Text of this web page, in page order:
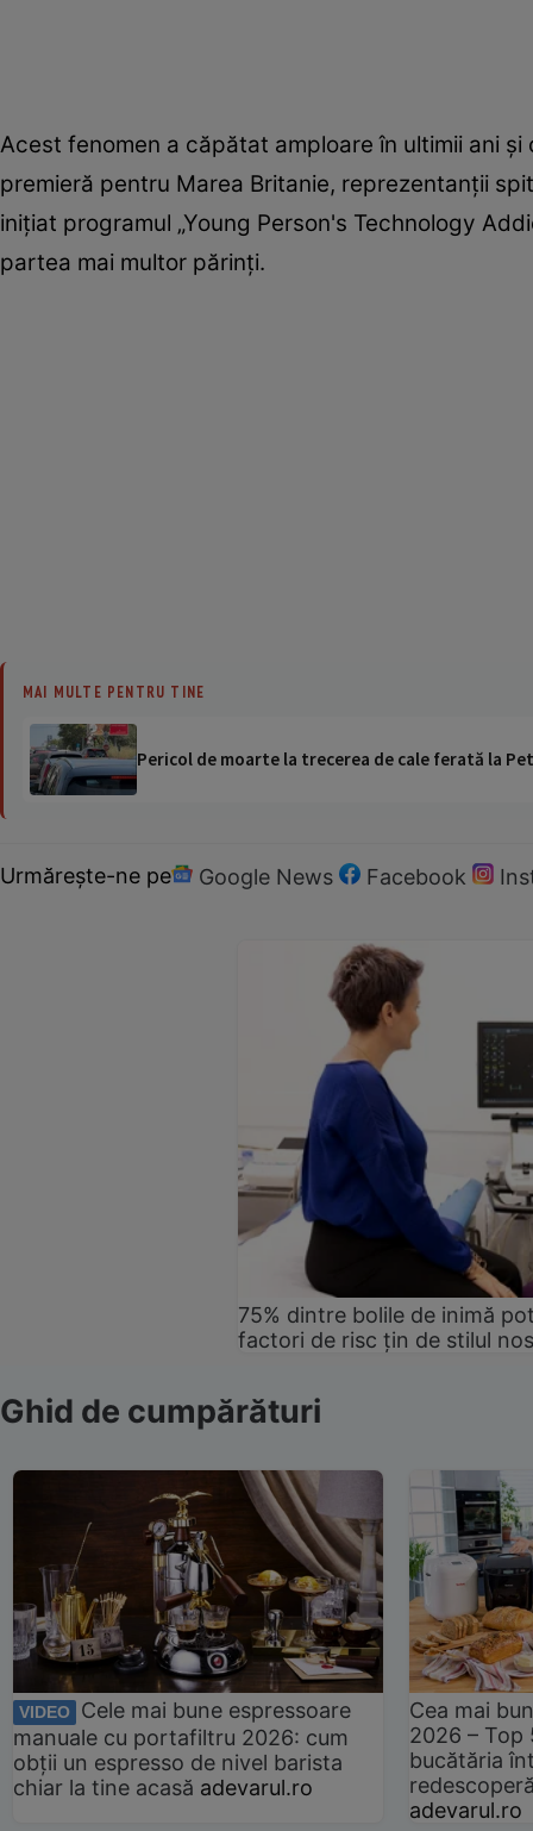
Acest fenomen a căpătat amploare în ultimii ani
premieră pentru Marea Britanie, reprezentanţii
iniţiat programul „Young Person's Technology
partea mai multor părinţi.
MAI MULTE PENTRU TINE
Pericol de moarte la trecerea de cale ferată la
Urmărește-ne pe Google News Facebook
75% dintre bolile de inimă
factori de risc țin de stilul
Ghid de cumpărături
VIDEO
Cele mai bune espressoare
manuale cu portafiltru 2026: cum
obții un espresso de nivel barista
chiar la tine acasă adevarul.ro
Cea mai
2026 –
bucătăria
adevarul.ro